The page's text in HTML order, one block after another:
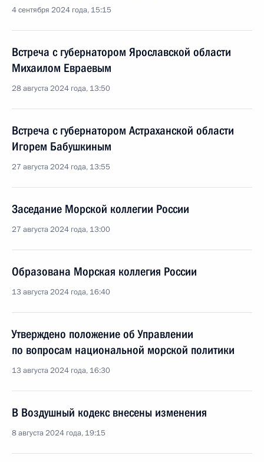
4 сентября 2024 года, 15:15
Встреча с губернатором Ярославской области
Михаилом Евраевым
28 августа 2024 года, 13:50
Встреча с губернатором Астраханской области
Игорем Бабушкиным
27 августа 2024 года, 13:55
Заседание Морской коллегии России
27 августа 2024 года, 13:00
Образована Морская коллегия России
13 августа 2024 года, 16:40
Утверждено положение об Управлении
по вопросам национальной морской политики
13 августа 2024 года, 16:30
В Воздушный кодекс внесены изменения
8 августа 2024 года, 19:15